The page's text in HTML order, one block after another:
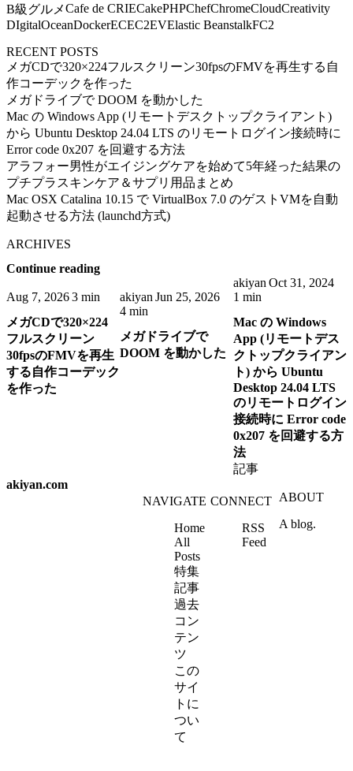
B級グルメCafe de CRIECakePHPChefChromeCloudCreativity
DIgitalOceanDockerECEC2EVElastic BeanstalkFC2
RECENT POSTS
メガCDで320×224フルスクリーン30fpsのFMVを再生する自
作コーデックを作った
メガドライブで DOOM を動かした
Mac の Windows App (リモートデスクトップクライアント)
から Ubuntu Desktop 24.04 LTS のリモートログイン接続時に
Error code 0x207 を回避する方法
アラフォー男性がエイジングケアを始めて5年経った結果の
プチプラスキンケア＆サプリ用品まとめ
Mac OSX Catalina 10.15 で VirtualBox 7.0 のゲストVMを自動
起動させる方法 (launchd方式)
ARCHIVES
Continue reading
Aug 7, 20263 min
メガCDで320×224
フルスクリーン
30fpsのFMVを再生
する自作コーデック
を作った
akiyan Jun 25, 2026
4 min
メガドライブで
DOOM を動かした
akiyan Oct 31, 2024
1 min
Mac の Windows
App (リモートデス
クトップクライアン
ト) から Ubuntu
Desktop 24.04 LTS
のリモートログイン
接続時に Error code
0x207 を回避する方
法
記事
akiyan.com
NAVIGATE
Home
All
Posts
特集
記事
過去
コン
テン
ツ
この
サイ
トに
つい
て
CONNECT
RSS
Feed
ABOUT
A blog.